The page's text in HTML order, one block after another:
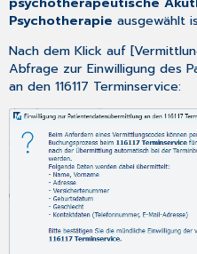
Psychotherapie ausgewählt
Nach dem Klick auf
Abfrage zur Einwilligung des
an den 116117 Terminservice: